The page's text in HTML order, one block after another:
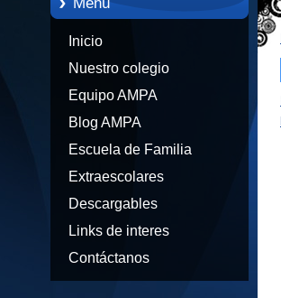
Inicio
Nuestro colegio
Equipo AMPA
Blog AMPA
Escuela de Familia
Extraescolares
Descargables
Links de interes
Contáctanos